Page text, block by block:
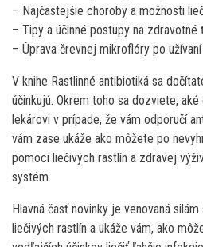
– Najčastejšie choroby a možnosti
– Tipy a účinné postupy na zdravotné
– Úprava črevnej mikroflóry po
V knihe Rastlinné antibiotiká sa
účinkujú. Okrem toho sa dozviete,
lekárovi v prípade, že vám odporučí
vám zase ukáže ako môžete po
pomoci liečivých rastlín a zdravej
systém.
Hlavná časť novinky je venovaná
liečivých rastlín a ukáže vám, ako